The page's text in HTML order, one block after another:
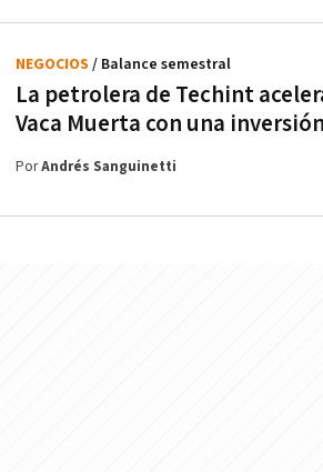
La petrolera de Techint
Vaca Muerta con una
NEGOCIOS / Balance semestral
PorAndrés Sanguinetti